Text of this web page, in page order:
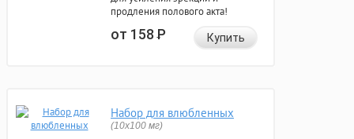
продления полового акта!
от 158Р Купить
Набор для влюбленных
(10х100 мг)